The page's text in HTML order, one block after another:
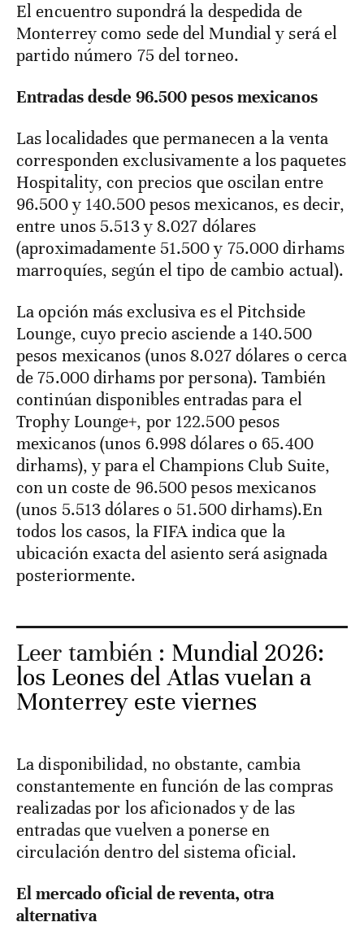
El encuentro supondrá la despedida de
Monterrey como sede del Mundial y será el
partido número 75 del torneo.
Entradas desde 96.500 pesos mexicanos
Las localidades que permanecen a la venta
corresponden exclusivamente a los paquetes
Hospitality, con precios que oscilan entre
96.500 y 140.500 pesos mexicanos, es decir,
entre unos 5.513 y 8.027 dólares
(aproximadamente 51.500 y 75.000 dirhams
marroquíes, según el tipo de cambio actual).
La opción más exclusiva es el Pitchside
Lounge, cuyo precio asciende a 140.500
pesos mexicanos (unos 8.027 dólares o cerca
de 75.000 dirhams por persona). También
continúan disponibles entradas para el
Trophy Lounge+, por 122.500 pesos
mexicanos (unos 6.998 dólares o 65.400
dirhams), y para el Champions Club Suite,
con un coste de 96.500 pesos mexicanos
(unos 5.513 dólares o 51.500 dirhams).En
todos los casos, la FIFA indica que la
ubicación exacta del asiento será asignada
posteriormente.
Leer también : Mundial 2026:
los Leones del Atlas vuelan a
Monterrey este viernes
La disponibilidad, no obstante, cambia
constantemente en función de las compras
realizadas por los aficionados y de las
entradas que vuelven a ponerse en
circulación dentro del sistema oficial.
El mercado oficial de reventa, otra
alternativa